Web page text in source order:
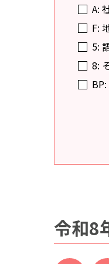
A:
F:
5:
8:
令和8